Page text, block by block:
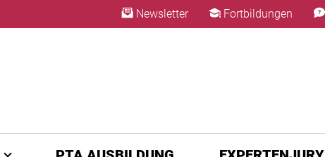
Newsletter Fortbildungen